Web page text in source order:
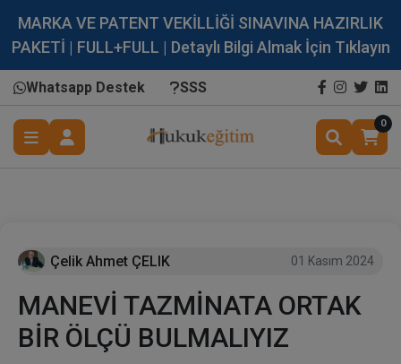
MARKA VE PATENT VEKİLLİĞİ SINAVINA HAZIRLIK
PAKETİ | FULL+FULL | Detaylı Bilgi Almak İçin Tıklayın
Whatsapp Destek SSS
0
Çelik Ahmet ÇELIK 01 Kasım 2024
MANEVİ TAZMİNATA ORTAK
BİR ÖLÇÜ BULMALIYIZ